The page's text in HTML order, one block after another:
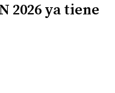
2026 ya tiene